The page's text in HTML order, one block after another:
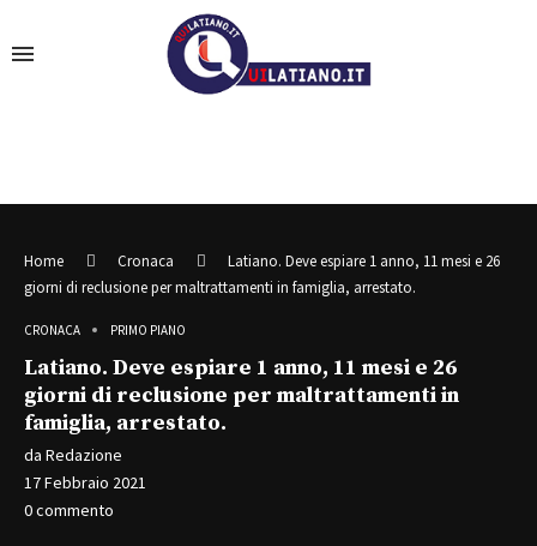
Home Cronaca
Latiano. Deve espiare 1 anno, 11 mesi e 26
giorni di reclusione per maltrattamenti in famiglia, arrestato.
CRONACA PRIMO PIANO
Latiano. Deve espiare 1 anno, 11 mesi e 26
giorni di reclusione per maltrattamenti in
famiglia, arrestato.
da Redazione
17 Febbraio 2021
0 commento